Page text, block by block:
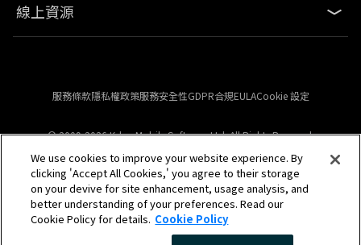
線上資源
服務條款隱私權政策服務安全性GDPR合規EULACookie 設定
© 2009-2026 Kdan Mobile Software Ltd. All Rights Reserved.
Powered by KDAN
We use cookies to improve your website experience. By
clicking 'Accept All Cookies,' you agree to their storage
on your devive for site enhancement, usage analysis, and
better understanding of your preferences. Read our
Cookie Policy for details. Cookie Policy